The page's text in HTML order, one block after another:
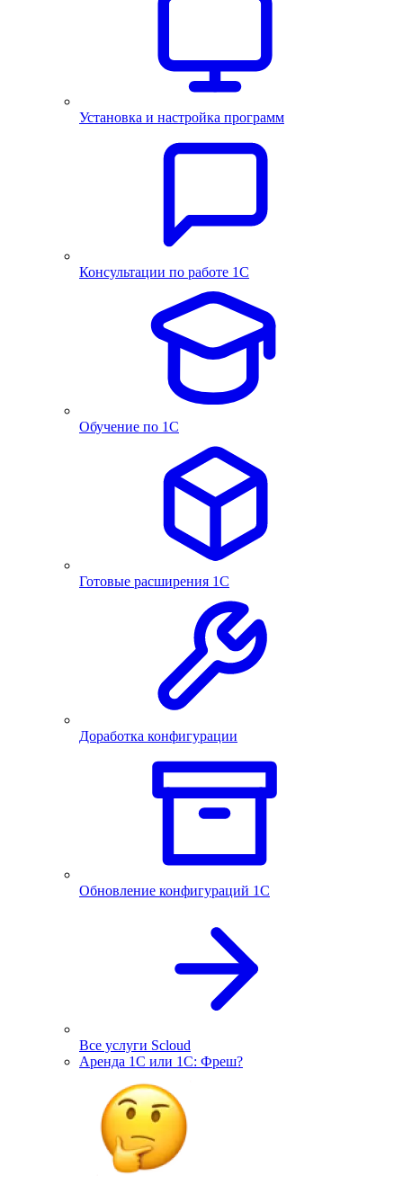
Установка и настройка программ
Консультации по работе 1С
Обучение по 1С
Готовые расширения 1С
Доработка конфигурации
Обновление конфигураций 1С
Все услуги Scloud
Аренда 1С или 1С: Фреш?